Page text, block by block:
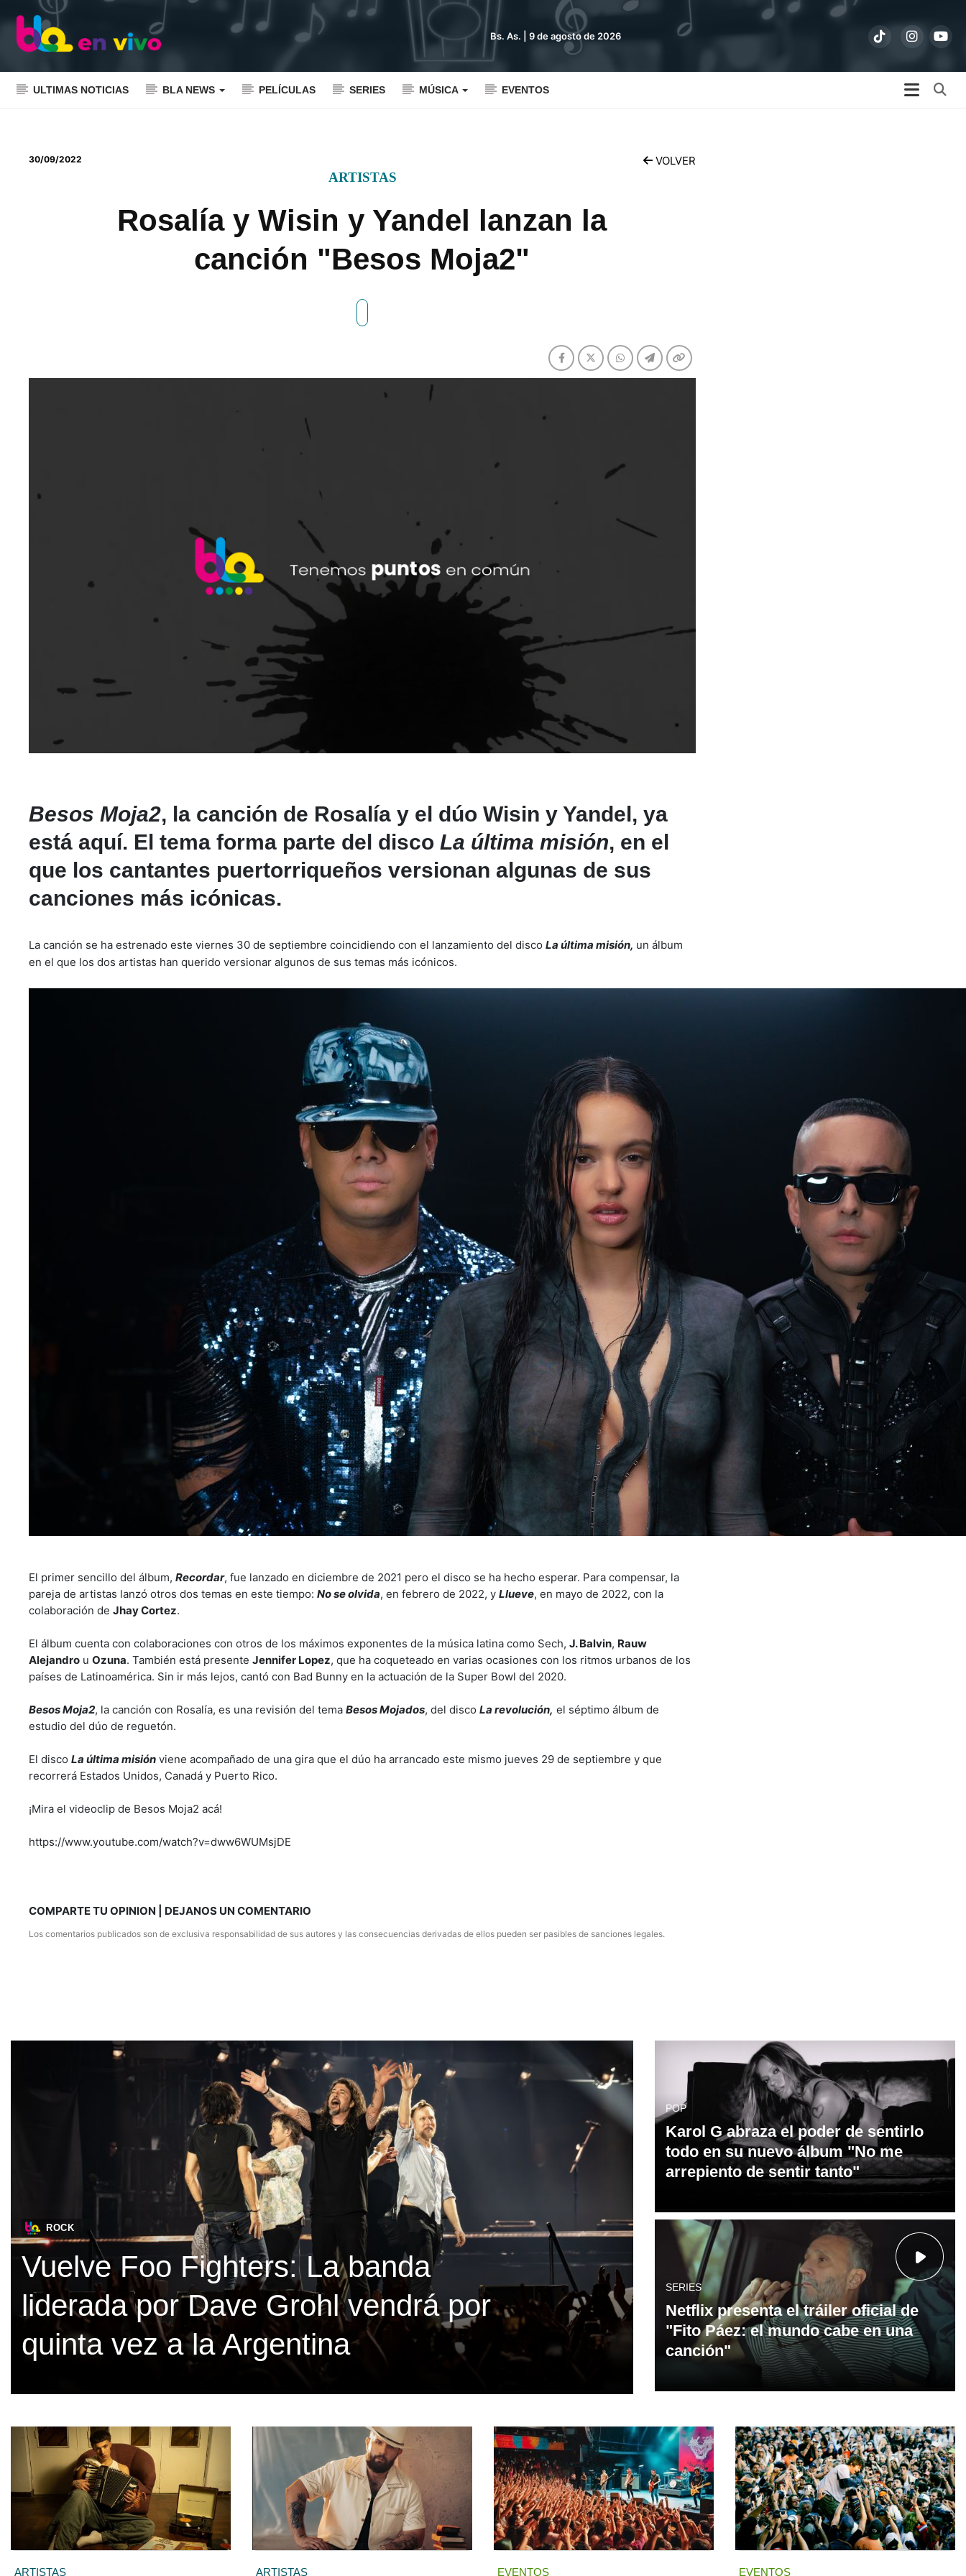
Bs. As. | 9 de agosto de 2026
ULTIMAS NOTICIAS BLA NEWS PELÍCULAS SERIES MÚSICA EVENTOS
30/09/2022 VOLVER
ARTISTAS
Rosalía y Wisin y Yandel lanzan la
canción "Besos Moja2"
Besos Moja2, la canción de Rosalía y el dúo Wisin y Yandel , ya
está aquí. El tema forma parte del disco La última misión, en el
que los cantantes puertorriqueños versionan algunas de sus
canciones más icónicas.
La canción se ha estrenado este viernes 30 de septiembre coincidiendo con el lanzamiento del disco La última misión, un álbum
en el que los dos artistas han querido versionar algunos de sus temas más icónicos.
El primer sencillo del álbum, Recordar, fue lanzado en diciembre de 2021 pero el disco se ha hecho esperar. Para compensar, la
pareja de artistas lanzó otros dos temas en este tiempo: No se olvida, en febrero de 2022, y Llueve, en mayo de 2022, con la
colaboración de Jhay Cortez.
El álbum cuenta con colaboraciones con otros de los máximos exponentes de la música latina como Sech, J. Balvin, Rauw
Alejandro u Ozuna. También está presente Jennifer Lopez, que ha coqueteado en varias ocasiones con los ritmos urbanos de los
países de Latinoamérica. Sin ir más lejos, cantó con Bad Bunny en la actuación de la Super Bowl del 2020.
Besos Moja2, la canción con Rosalía, es una revisión del tema Besos Mojados, del disco La revolución, el séptimo álbum de
estudio del dúo de reguetón.
El disco La última misión viene acompañado de una gira que el dúo ha arrancado este mismo jueves 29 de septiembre y que
recorrerá Estados Unidos, Canadá y Puerto Rico.
¡Mira el videoclip de Besos Moja2 acá!
https://www.youtube.com/watch?v=dww6WUMsjDE
COMPARTE TU OPINION | DEJANOS UN COMENTARIO
Los comentarios publicados son de exclusiva responsabilidad de sus autores y las consecuencias derivadas de ellos pueden ser pasibles de sanciones legales.
ROCK
Vuelve Foo Fighters: La banda
liderada por Dave Grohl vendrá por
quinta vez a la Argentina
POP
Karol G abraza el poder de sentirlo
todo en su nuevo álbum "No me
arrepiento de sentir tanto"
SERIES
Netflix presenta el tráiler oficial de
"Fito Páez: el mundo cabe en una
canción"
ARTISTAS ARTISTAS EVENTOS EVENTOS